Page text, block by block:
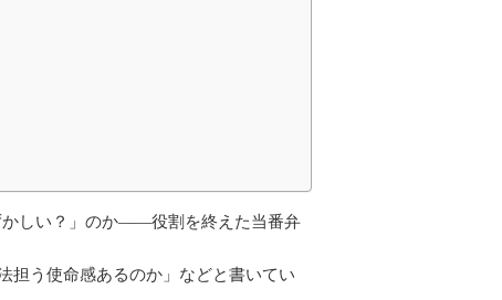
かしい？」のか――役割を終えた当番弁
担う使命感あるのか」などと書いてい